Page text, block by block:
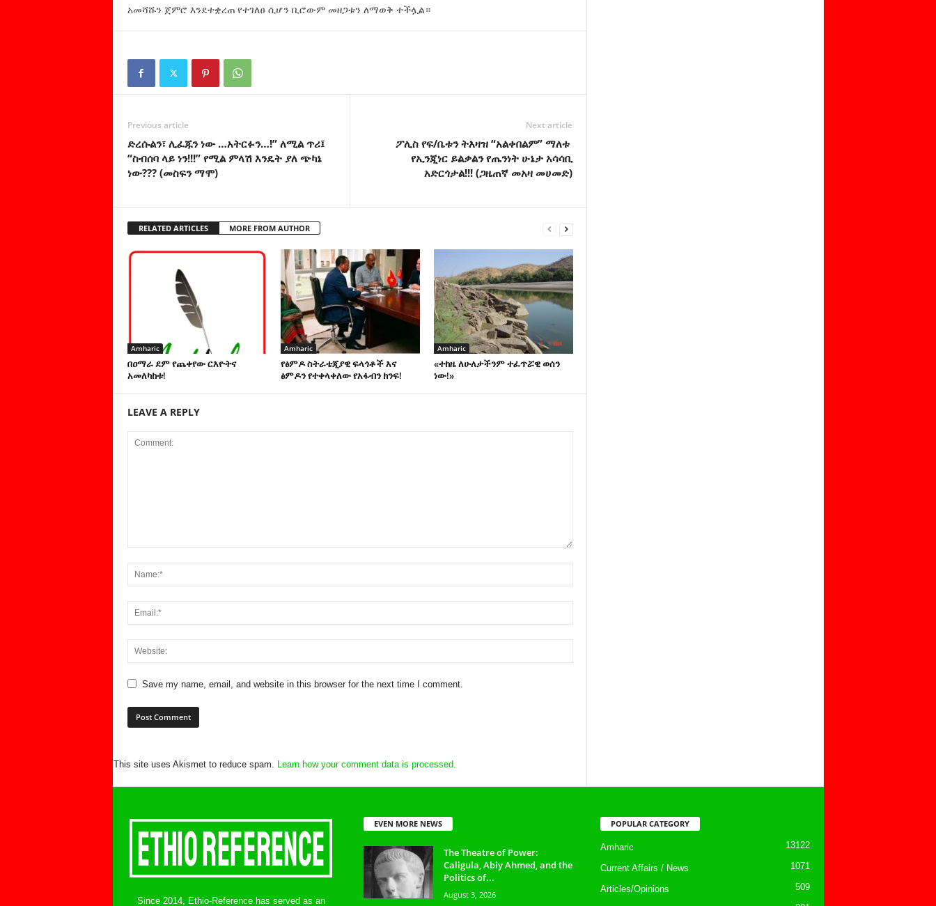
አመሻሹን ጀምሮ እንደተቋረጠ የተገለፀ ሲሆን ቢሮውም መዘጋቱን ለማወቅ ተችሏል።
Previous article
ድረሱልን፣ ሊፈጁን ነው …አትርፉን…!” ለሚል ጥሪ፤
“ስብሰባ ላይ ነን!!!” የሚል ምላሽ እንዴት ያለ ጭካኔ
ነው??? (መስፍን ማሞ)
Next article
ፖሊስ የፍ/ቤቱን ትእዛዝ “አልቀበልም” ማለቱ
የኢንጂነር ይልቃልን የጤንነት ሁኔታ አሳሳቢ
አድርጎታል!!! (ጋዜጠኛ መአዛ መሀመድ)
RELATED ARTICLES MORE FROM AUTHOR
Amharic
በዐማራ ደም የጨቀየው ርእዮትና
አመለካከቱ!
Amharic
የፅምዶ ስትራቴጂያዊ ፍላጎቶች እና
ፅምዶን የተቀላቀለው የአፋብን ክንፍ!
Amharic
«ተከዜ ለሁለታችንም ተፈጥሯዊ ወሰን
ነው!»
LEAVE A REPLY
Save my name, email, and website in this browser for the next time I comment.
This site uses Akismet to reduce spam. Learn how your comment data is processed.
Since 2014, Ethio-Reference has served as an
EVEN MORE NEWS
The Theatre of Power:
Caligula, Abiy Ahmed, and the
Politics of...
August 3, 2026
POPULAR CATEGORY
Amharic 13122
Current Affairs / News 1071
Articles/Opinions 509